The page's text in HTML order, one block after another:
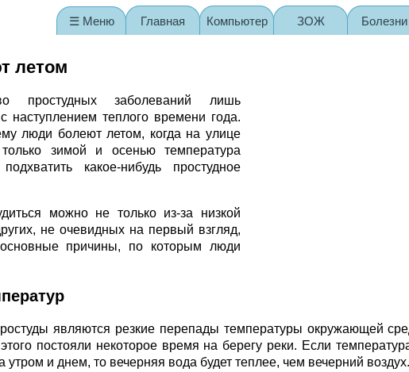
летом
простудных заболеваний лишь
наступлением теплого времени года.
люди болеют летом, когда на улице
зимой и осенью температура
какое-нибудь простудное
можно не только из-за низкой
не очевидных на первый взгляд,
причины, по которым люди
являются резкие перепады температуры окружающей
постояли некоторое время на берегу реки. Если
и днем, то вечерняя вода будет теплее, чем вечерний воздух.
☰ Меню Главная Компьютер ЗОЖ Болезни